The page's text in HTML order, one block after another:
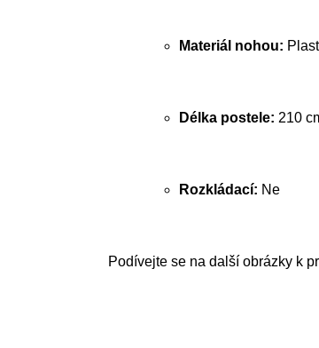
Materiál nohou: Plast
Délka postele: 210
Rozkládací: Ne
Podívejte se na další obrázky k